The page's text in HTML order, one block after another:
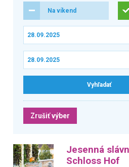
Na víkend
Zrušiť výber
Jesenná
Schloss Hof